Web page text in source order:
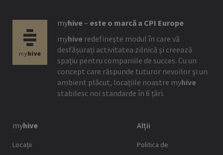
myhive– este o marcă a CPI Europe
myhive redefineşte modul în care vă
desfășurați activitatea zilnică şi creează
spaţiu pentru companiile de succes. Cu un
concept care răspunde tuturor nevoilor şi un
ambient plăcut, locaţiile noastre myhive
stabilesc noi standarde în 6 țări.
myhive
Locaţii
Alții
Politica de